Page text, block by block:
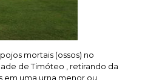
mortais (ossos) no
de Timóteo , retirando da
em uma urna menor ou